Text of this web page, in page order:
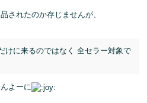
されたのか存じませんが、
けに来るのではなく 全セラー対象で
よーに